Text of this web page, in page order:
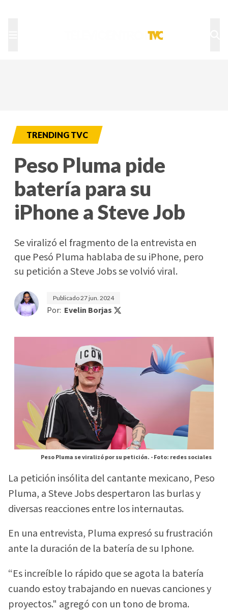
TRENDING TVC
Peso Pluma pide
batería para su
iPhone a Steve Job
Se viralizó el fragmento de la entrevista en
que Pesó Pluma hablaba de su iPhone, pero
su petición a Steve Jobs se volvió viral.
Publicado27 jun. 2024
Por: Evelin Borjas
Peso Pluma se viralizó por su petición. -Foto: redes sociales
La petición insólita del cantante mexicano, Peso
Pluma, a Steve Jobs despertaron las burlas y
diversas reacciones entre los internautas.
En una entrevista, Pluma expresó su frustración
ante la duración de la batería de su Iphone.
“Es increíble lo rápido que se agota la batería
cuando estoy trabajando en nuevas canciones y
proyectos." agregó con un tono de broma.